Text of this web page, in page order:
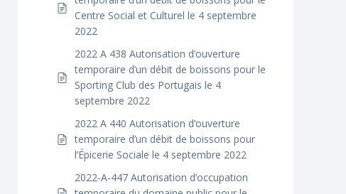
Centre Social et Culturel le 4 septembre
2022
2022 A 438 Autorisation d’ouverture
temporaire d’un débit de boissons pour le
Sporting Club des Portugais le 4
septembre 2022
2022 A 440 Autorisation d’ouverture
temporaire d’un débit de boissons pour
l’Épicerie Sociale le 4 septembre 2022
2022-A-447 Autorisation d’occupation